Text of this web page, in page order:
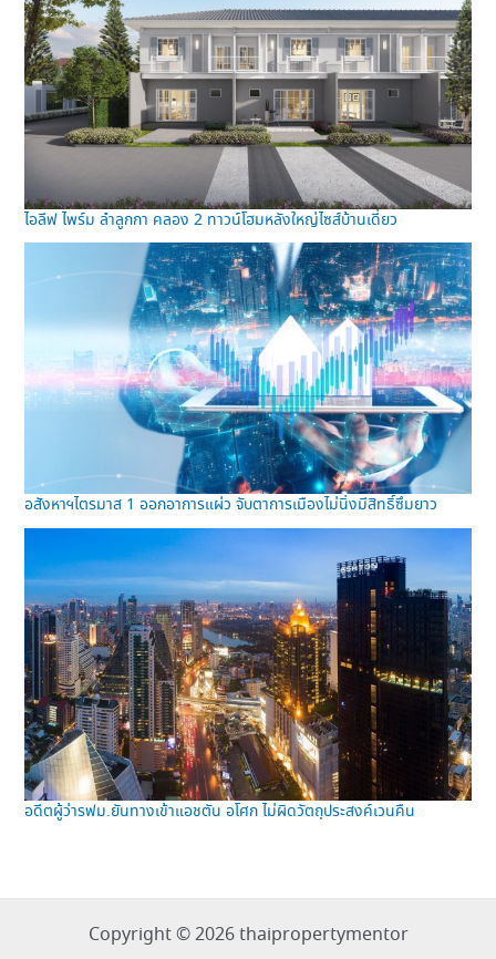
ไอลีฟ ไพร์ม ลำลูกกา คลอง 2 ทาวน์โฮมหลังใหญ่ไซส์บ้านเดี่ยว
อสังหาฯไตรมาส 1 ออกอาการแผ่ว จับตาการเมืองไม่นิ่งมีสิทธิ์ซึมยาว
อดีตผู้ว่ารฟม.ยันทางเข้าแอชตัน อโศก ไม่ผิดวัตถุประสงค์เวนคืน
Copyright © 2026 thaipropertymentor